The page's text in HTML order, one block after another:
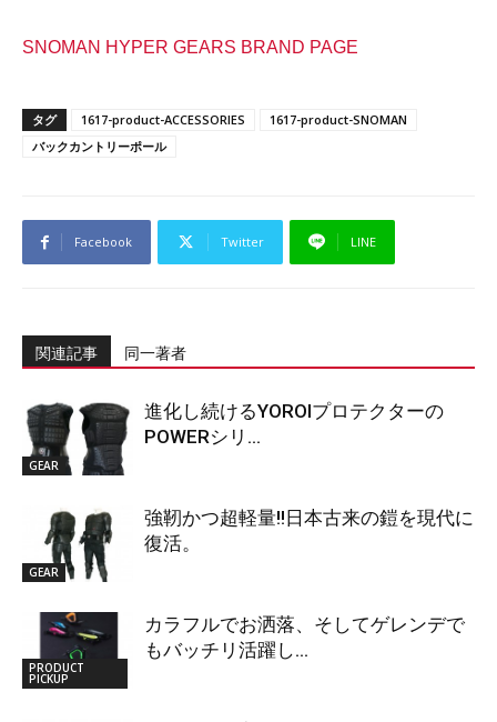
SNOMAN HYPER GEARS BRAND PAGE
タグ 1617-product-ACCESSORIES
1617-product-SNOMAN
バックカントリーポール
Facebook Twitter LINE
関連記事 同一著者
GEAR
進化し続けるYOROIプロテクターの
POWERシリ...
GEAR
強靭かつ超軽量!!日本古来の鎧を現代に
復活。
PRODUCT
PICKUP
カラフルでお洒落、そしてゲレンデで
もバッチリ活躍し...